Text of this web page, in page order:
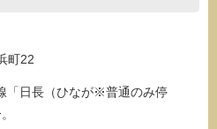
町22
「日長（ひなが※普通のみ停